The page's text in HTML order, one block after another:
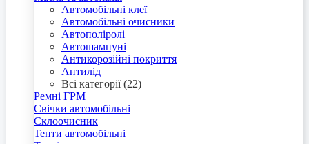
Автомобільні клеї
Автомобільні очисники
Автополіролі
Автошампуні
Антикорозійні покриття
Антилід
Всі категорії (22)
Ремні ГРМ
Свічки автомобільні
Склоочисник
Тенти автомобільні